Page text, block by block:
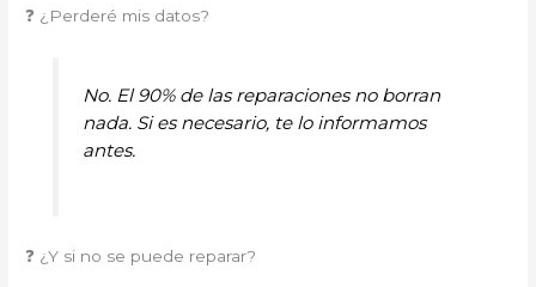
❓ ¿Perderé mis datos?
No. El 90% de las reparaciones no borran
nada. Si es necesario, te lo informamos
antes.
❓ ¿Y si no se puede reparar?